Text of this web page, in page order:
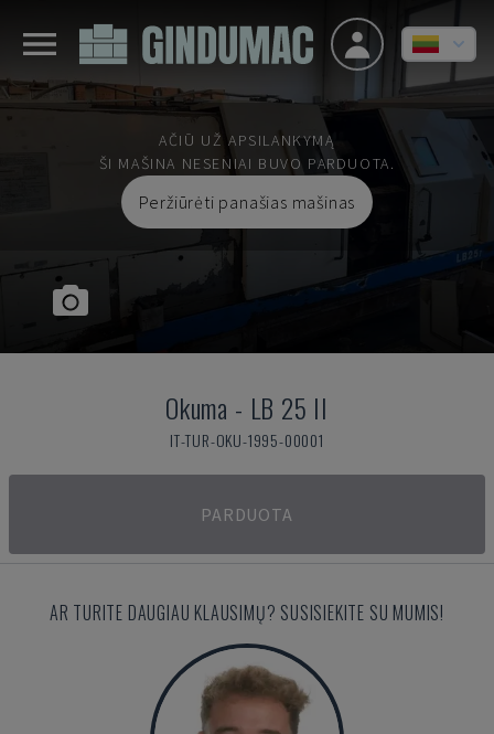
AČIŪ UŽ APSILANKYMĄ
ŠI MAŠINA NESENIAI BUVO PARDUOTA.
Peržiūrėti panašias mašinas
Okuma - LB 25 II
IT-TUR-OKU-1995-00001
PARDUOTA
AR TURITE DAUGIAU KLAUSIMŲ? SUSISIEKITE SU MUMIS!